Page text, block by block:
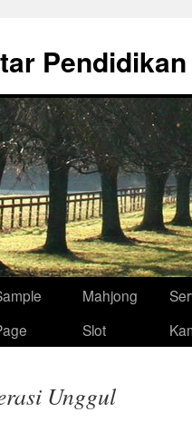
Pendidikan
Mahjong
Slot
Unggul